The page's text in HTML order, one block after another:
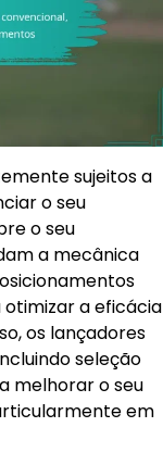
sujeitos a
o seu
o seu
a mecânica
a eficácia
os lançadores
seleção
melhorar o seu
em